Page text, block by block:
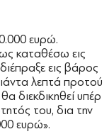
ευρώ.
καταθέσω εις
εις βάρος
λεπτά προτού
διεκδικηθεί υπέρ
του, δια την
ευρώ».